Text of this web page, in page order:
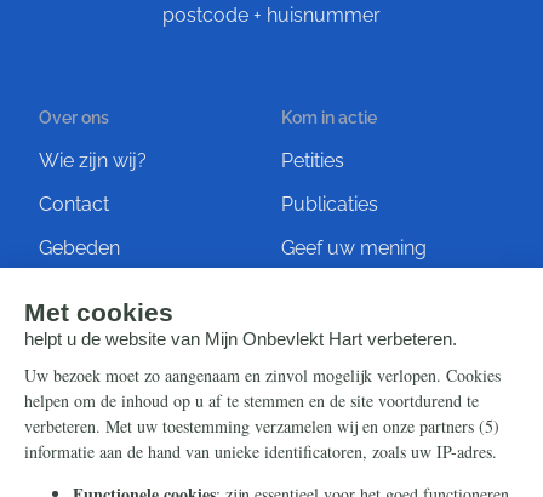
postcode + huisnummer
Over ons
Wie zijn wij?
Contact
Gebeden
Kom in actie
Petities
Publicaties
Geef uw mening
Steun ons
Nieuwsbrief
Eenmalig
Info
Contact
Ontvang onze Telegram-
berichten